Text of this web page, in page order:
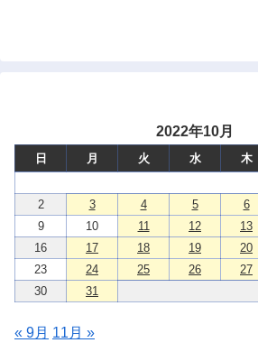
2022年10月
日 月 火 水 木
2
3 4 5 6
9
10 11 12 13
16
17 18 19 20
23
24 25 26 27
30
31
« 9月 11月 »